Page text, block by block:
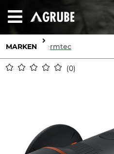
MARKEN Thermtec
0